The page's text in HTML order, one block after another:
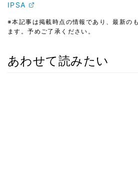
IPSA
※本記事は掲載時点の情報であり、最新の
ます。予めご了承ください。
あわせて読みたい